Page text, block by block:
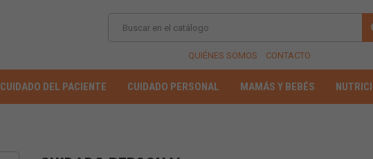
QUIÉNES SOMOS CONTACTO
CUIDADO DEL PACIENTE CUIDADO PERSONAL MAMÁS Y BEBÉS